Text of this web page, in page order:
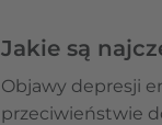
Jakie są
Objawy depresji
przeciwieństwie